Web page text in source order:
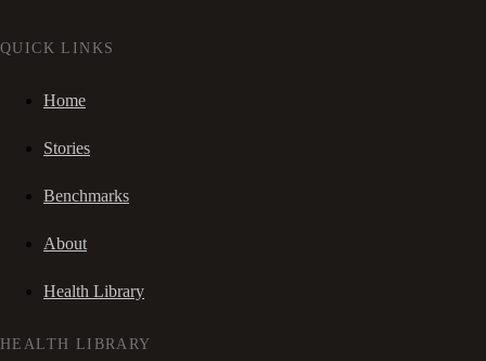
QUICK LINKS
Home
Stories
Benchmarks
About
Health Library
HEALTH LIBRARY